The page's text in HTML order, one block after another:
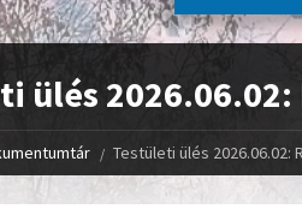
ülés
Testületi ülés 2026.06.02: